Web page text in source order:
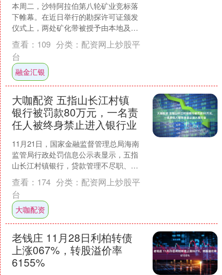
本周二，沙特阿拉伯第八轮矿业竞标落
下帷幕。在近日举行的勘探许可证颁发
仪式上，两处矿化带被授予由本地及国
际矿业集团组成的四大财团联盟。 这两
处矿化带分别位于Jab....
查看： 109 分类： 配资网上炒股平
台
融金汇银
大咖配资 五指山长江村镇
银行被罚款80万元，一名责
任人被终身禁止进入银行业
11月21日，国家金融监督管理总局海南
监管局行政处罚信息公示表显示，五指
山长江村镇银行，贷款管理不尽职、案
防工作管理不到位，被罚款80万元。 相
关责任人赵伟东被....
查看： 174 分类： 配资网上炒股平
台
大咖配资
老钱庄 11月28日利柏转债
上涨067%，转股溢价率
6155%